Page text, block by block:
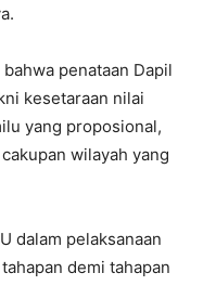
penataan Dapil
kesetaraan nilai
yang proposional,
wilayah yang
dalam pelaksanaan
demi tahapan